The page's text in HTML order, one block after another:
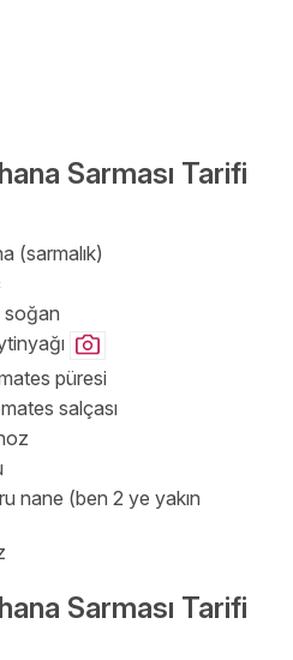
Sarması Tarifi
(sarmalık)
soğan
püresi
salçası
nane (ben 2 ye yakın
Sarması Tarifi